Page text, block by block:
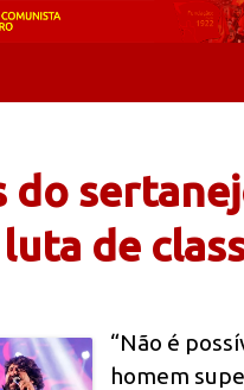
do
de
“Não é
homem